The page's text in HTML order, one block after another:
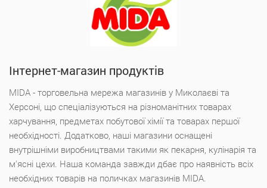
Інтернет-магазин продуктів
MIDA - торговельна мережа магазинів у Миколаєві та
Херсоні, що спеціалізуються на різноманітних товарах
харчування, предметах побутової хімії та товарах першої
необхідності. Додатково, наші магазини оснащені
внутрішніми виробництвами такими як пекарня, кулінарія та
м'ясні цехи. Наша команда завжди дбає про наявність всіх
необхідних товарів на поличках магазинів MIDA.